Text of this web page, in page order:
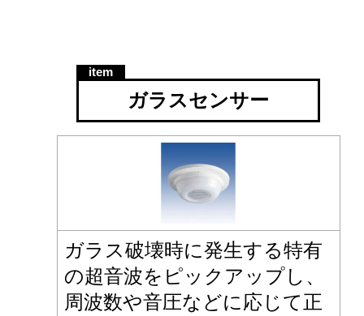
ガラスセンサー
ガラス破壊時に発生する特有
の超音波をピックアップし、
周波数や音圧などに応じて正